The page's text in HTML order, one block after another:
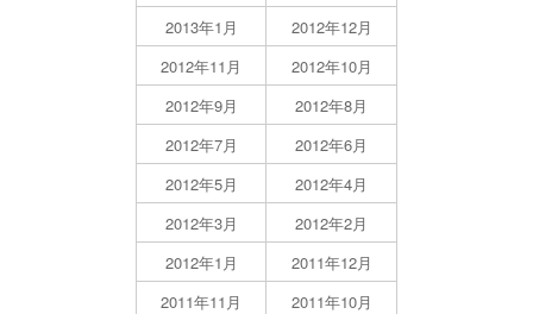
2013年1月
2012年12月
2012年11月
2012年10月
2012年9月
2012年8月
2012年7月
2012年6月
2012年5月
2012年4月
2012年3月
2012年2月
2012年1月
2011年12月
2011年11月
2011年10月